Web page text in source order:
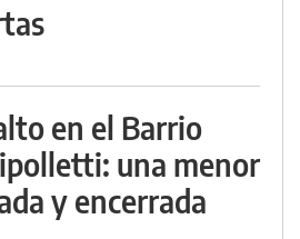
en el Barrio
una menor
y encerrada